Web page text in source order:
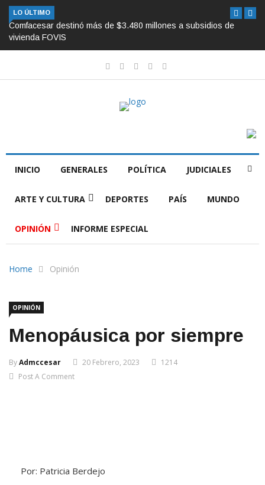
LO ÚLTIMO
Comfacesar destinó más de $3.480 millones a subsidios de
vivienda FOVIS
INICIO GENERALES POLÍTICA JUDICIALES
ARTE Y CULTURA DEPORTES PAÍS MUNDO
OPINIÓN INFORME ESPECIAL
Home Opinión
OPINIÓN
Menopáusica por siempre
ByAdmccesar 20 Febrero, 2023
1214
Post A Comment
Por: Patricia Berdejo